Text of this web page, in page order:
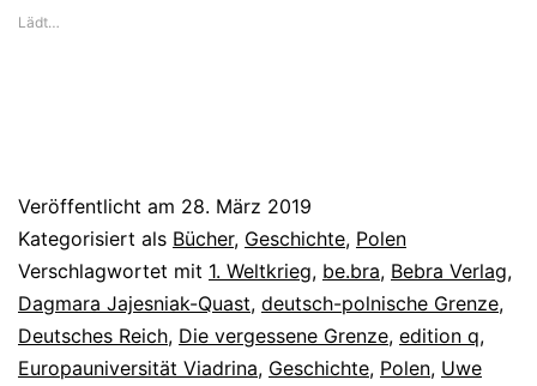
Lädt…
Veröffentlicht am 28. März 2019
Kategorisiert als Bücher, Geschichte, Polen
Verschlagwortet mit 1. Weltkrieg, be.bra, Bebra Verlag,
Dagmara Jajesniak-Quast, deutsch-polnische Grenze,
Deutsches Reich, Die vergessene Grenze, edition q,
Europauniversität Viadrina, Geschichte, Polen, Uwe